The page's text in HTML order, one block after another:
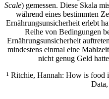
Scale) gemessen. Diese Skala
während eines bestimmten
Ernährungsunsicherheit erlebt
Reihe von Bedingungen
Ernährungsunsicherheit
mindestens einmal eine
nicht genug Geld
¹ Ritchie, Hannah: How is food